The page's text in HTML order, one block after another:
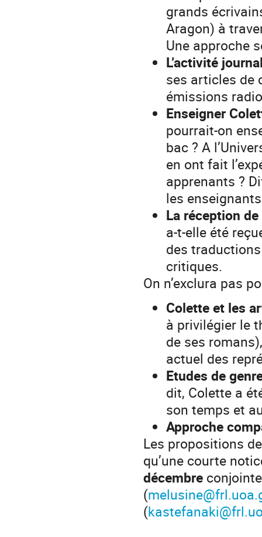
grands
Aragon) à
Une approche
L’activité
ses articles de
émissions
Enseigner
pourrait-on
bac ? A
en ont fait
apprenants ?
les
La réception
a-t-elle été
des
critiques.
On n’exclura pas
Colette et les
à privilégier le
de ses
actuel des
Etudes de
dit, Colette a
son temps et
Approche
Les propositions
qu’une courte
décembre
(
(